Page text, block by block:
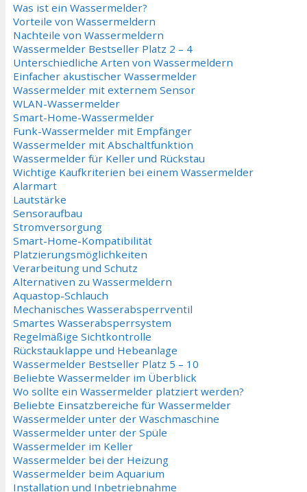
Was ist ein Wassermelder?
Vorteile von Wassermeldern
Nachteile von Wassermeldern
Wassermelder Bestseller Platz 2 – 4
Unterschiedliche Arten von Wassermeldern
Einfacher akustischer Wassermelder
Wassermelder mit externem Sensor
WLAN-Wassermelder
Smart-Home-Wassermelder
Funk-Wassermelder mit Empfänger
Wassermelder mit Abschaltfunktion
Wassermelder für Keller und Rückstau
Wichtige Kaufkriterien bei einem Wassermelder
Alarmart
Lautstärke
Sensoraufbau
Stromversorgung
Smart-Home-Kompatibilität
Platzierungsmöglichkeiten
Verarbeitung und Schutz
Alternativen zu Wassermeldern
Aquastop-Schlauch
Mechanisches Wasserabsperrventil
Smartes Wasserabsperrsystem
Regelmäßige Sichtkontrolle
Rückstauklappe und Hebeanlage
Wassermelder Bestseller Platz 5 – 10
Beliebte Wassermelder im Überblick
Wo sollte ein Wassermelder platziert werden?
Beliebte Einsatzbereiche für Wassermelder
Wassermelder unter der Waschmaschine
Wassermelder unter der Spüle
Wassermelder im Keller
Wassermelder bei der Heizung
Wassermelder beim Aquarium
Installation und Inbetriebnahme